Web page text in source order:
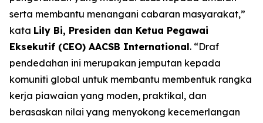
serta membantu menangani cabaran masyarakat,”
kata Lily Bi, Presiden dan Ketua Pegawai
Eksekutif (CEO) AACSB International. “Draf
pendedahan ini merupakan jemputan kepada
komuniti global untuk membantu membentuk rangka
kerja piawaian yang moden, praktikal, dan
berasaskan nilai yang menyokong kecemerlangan